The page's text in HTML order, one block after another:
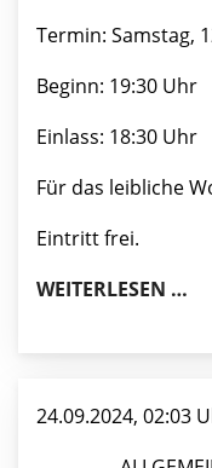
Termin: Samstag,
Beginn: 19:30 Uhr
Einlass: 18:30 Uhr
Für das leibliche
Eintritt frei.
WEITERLESEN …
24.09.2024, 02:03